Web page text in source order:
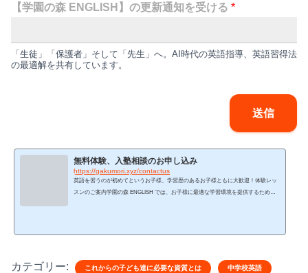
【学園の森 ENGLISH】の更新通知を受ける *
「生徒」「保護者」そして「先生」へ。AI時代の英語指導、英語習得法
の最適解を共有しています。
送信
無料体験、入塾相談のお申し込み
https://gakumori.xyz/contactus
英語を習うのが初めてというお子様、学習歴のあるお子様ともに大歓迎！体験レッ
スンのご案内学園の森 ENGLISH では、お子様に最適な学習環境を提供するため
カテゴリー: これからの子ども達に必要な資質とは 中学校英語